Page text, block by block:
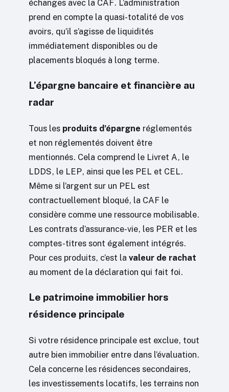
échanges avec la CAF. L’administration
prend en compte la quasi-totalité de vos
avoirs, qu’il s’agisse de liquidités
immédiatement disponibles ou de
placements bloqués à long terme.
L’épargne bancaire et financière au
radar
Tous les produits d’épargne réglementés
et non réglementés doivent être
mentionnés. Cela comprend le Livret A, le
LDDS, le LEP, ainsi que les PEL et CEL.
Même si l’argent sur un PEL est
contractuellement bloqué, la CAF le
considère comme une ressource mobilisable.
Les contrats d’assurance-vie, les PER et les
comptes-titres sont également intégrés.
Pour ces produits, c’est la valeur de rachat
au moment de la déclaration qui fait foi.
Le patrimoine immobilier hors
résidence principale
Si votre résidence principale est exclue, tout
autre bien immobilier entre dans l’évaluation.
Cela concerne les résidences secondaires,
les investissements locatifs, les terrains non